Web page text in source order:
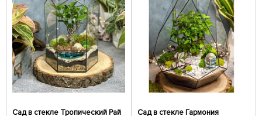
Сад в стекле Тропический Рай
Сад в стекле Гармония